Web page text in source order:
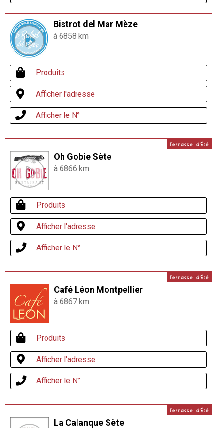
Bistrot del Mar Mèze
à 6858 km
Produits
Afficher l'adresse
Afficher le N°
Terrasse d'Été
Oh Gobie Sète
à 6866 km
Produits
Afficher l'adresse
Afficher le N°
Terrasse d'Été
Café Léon Montpellier
à 6867 km
Produits
Afficher l'adresse
Afficher le N°
Terrasse d'Été
La Calanque Sète